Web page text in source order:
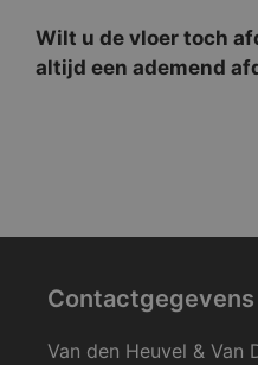
Wilt u de vloer toch
altijd een ademend
Contactgegevens
Van den Heuvel & Van